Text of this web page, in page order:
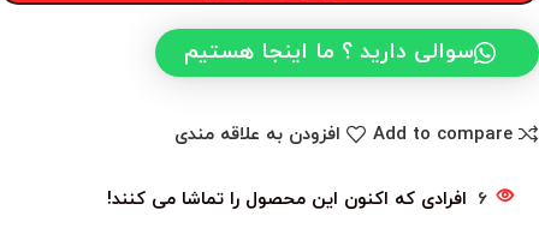
سوالی دارید ؟ ما اینجا هستیم
Add to compare افزودن به علاقه مندی
6 افرادی که اکنون این محصول را تماشا می کنند!